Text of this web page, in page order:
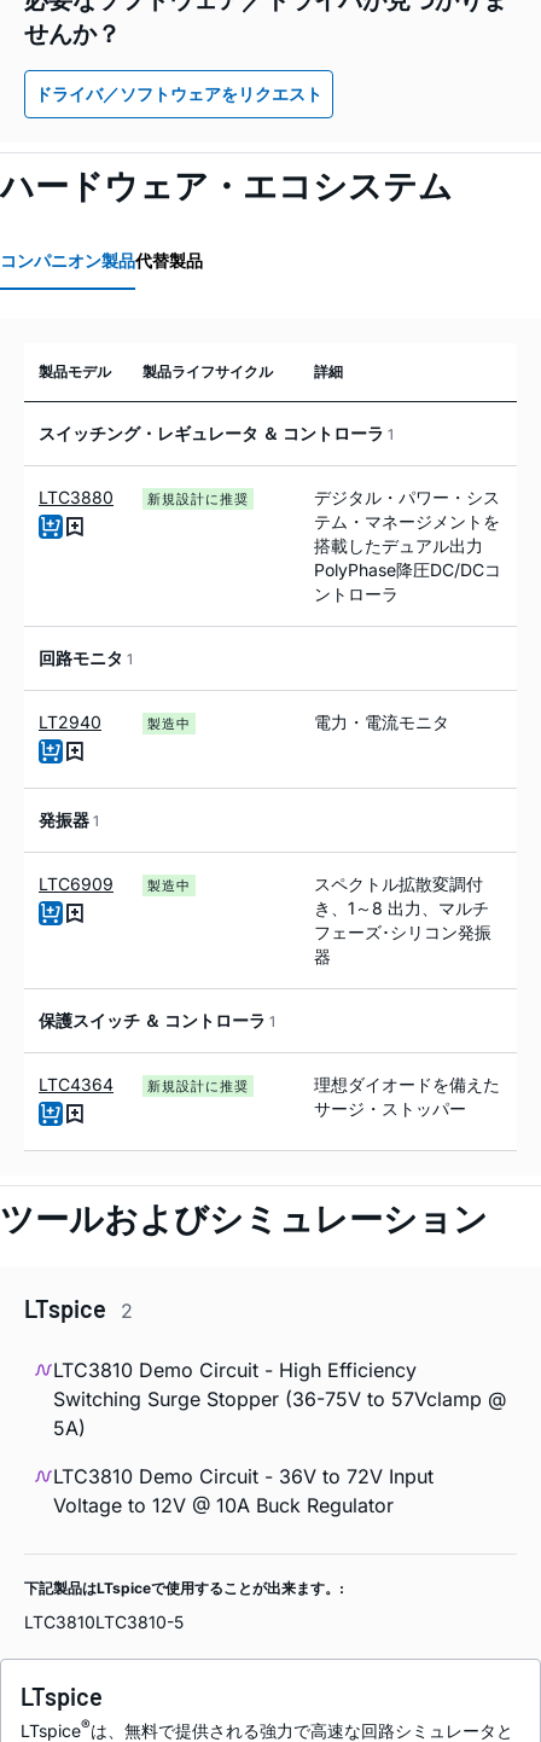
せんか？
ドライバ／ソフトウェアをリクエスト
ハードウェア・エコシステム
コンパニオン製品代替製品
製品モデル 製品ライフサイクル 詳細
スイッチング・レギュレータ ＆ コントローラ 1
LTC3880 新規設計に推奨
デジタル・パワー・シス
テム・マネージメントを
搭載したデュアル出力
PolyPhase降圧DC/DCコ
ントローラ
回路モニタ 1
LT2940 製造中 電力・電流モニタ
発振器 1
LTC6909 製造中
スペクトル拡散変調付
き、1～8 出力、マルチ
フェーズ･シリコン発振
器
保護スイッチ ＆ コントローラ 1
LTC4364 新規設計に推奨
理想ダイオードを備えた
サージ・ストッパー
ツールおよびシミュレーション
LTspice 2
LTC3810 Demo Circuit - High Efficiency
Switching Surge Stopper (36-75V to 57Vclamp @
5A)
LTC3810 Demo Circuit - 36V to 72V Input
Voltage to 12V @ 10A Buck Regulator
下記製品はLTspiceで使用することが出来ます。:
LTC3810LTC3810-5
LTspice
LTspice®は、無料で提供される強力で高速な回路シミュレータと